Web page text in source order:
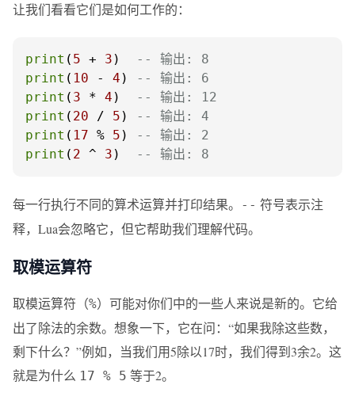
让我们看看它们是如何工作的：
print ( 5 + 3 )
-- 输出: 8
print ( 10 - 4 )
-- 输出: 6
print ( 3 * 4 )
-- 输出: 12
print ( 20 / 5 )
-- 输出: 4
print ( 17 % 5 )
-- 输出: 2
print ( 2 ^ 3 ) -- 输出: 8
每一行执行不同的算术运算并打印结果。 -- 符号表示注
释，Lua会忽略它，但它帮助我们理解代码。
取模运算符
取模运算符（%）可能对你们中的一些人来说是新的。它给
出了除法的余数。想象一下，它在问：“如果我除这些数，
剩下什么？”例如，当我们用5除以17时，我们得到3余2。这
就是为什么 17 % 5 等于2。